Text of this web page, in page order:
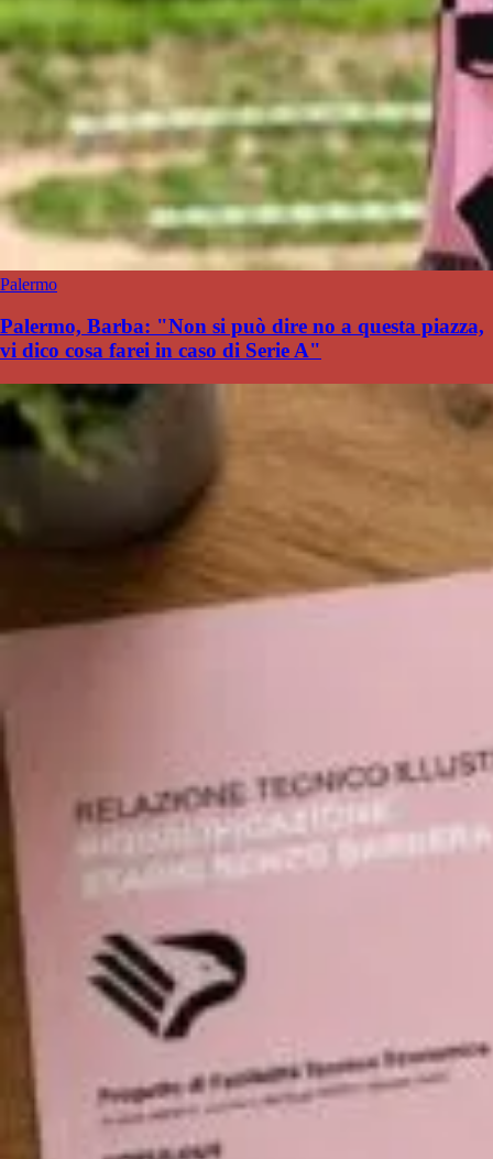
Palermo
Palermo, Barba: "Non si può dire no a questa piazza,
vi dico cosa farei in caso di Serie A"